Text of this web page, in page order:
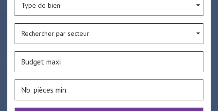
Type de bien
Rechercher par secteur